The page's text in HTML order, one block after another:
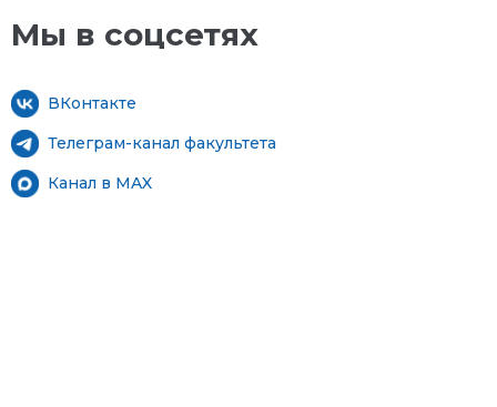
Мы в соцсетях
ВКонтакте
Телеграм-канал факультета
Канал в MAX